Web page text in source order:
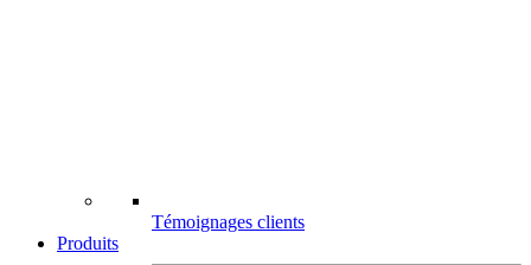
Témoignages clients
Produits